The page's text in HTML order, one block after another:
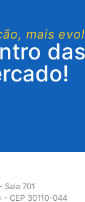
mais
701
CEP 30110-044